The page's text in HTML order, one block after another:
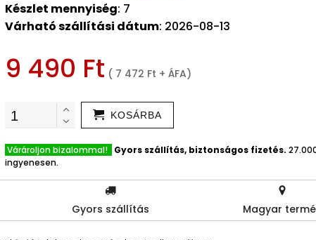
Készlet mennyiség: 7
Várható szállítási dátum: 2026-08-13
9 490 Ft ( 7 472 Ft + ÁFA)
KOSÁRBA
Várároljon bizalommal! Gyors szállítás, biztonságos fizetés.
ingyenesen.
Gyors szállítás Magyar